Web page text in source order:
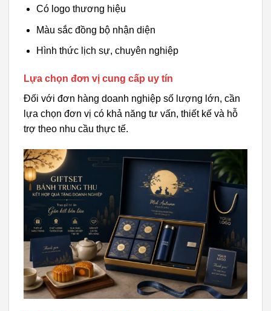
Có logo thương hiệu
Màu sắc đồng bộ nhận diện
Hình thức lịch sự, chuyên nghiệp
Lựa chọn đơn vị cung cấp uy tín
Đối với đơn hàng doanh nghiệp số lượng lớn, cần
lựa chọn đơn vị có khả năng tư vấn, thiết kế và hỗ
trợ theo nhu cầu thực tế.